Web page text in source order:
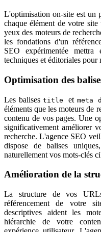
L'optimisation on-site est un
chaque élément de votre
yeux des moteurs de
les fondations d'un
SEO expérimentée
techniques et éditoriales
Optimisation des
Les balisestitleet meta
éléments que les moteurs de
contenu de vos pages. Une
significativement améliorer
recherche. L'agence SEO
dispose de balises
naturellement vos mots-clés
Amélioration de la
La structure de vos
référencement de votre
descriptives aident les
hiérarchie de votre